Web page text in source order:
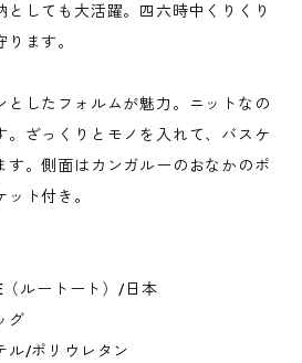
としても大活躍。四六時中くりくり
ます。
としたフォルムが魅力。ニットなの
。ざっくりとモノを入れて、バスケ
す。側面はカンガルーのおなかのポ
ト付き。
（ルートート）/日本
グ
ル/ポリウレタン